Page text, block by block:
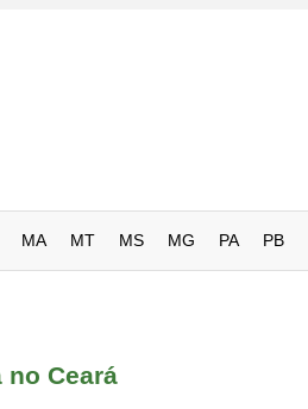
MA MT MS MG PA PB
no Ceará